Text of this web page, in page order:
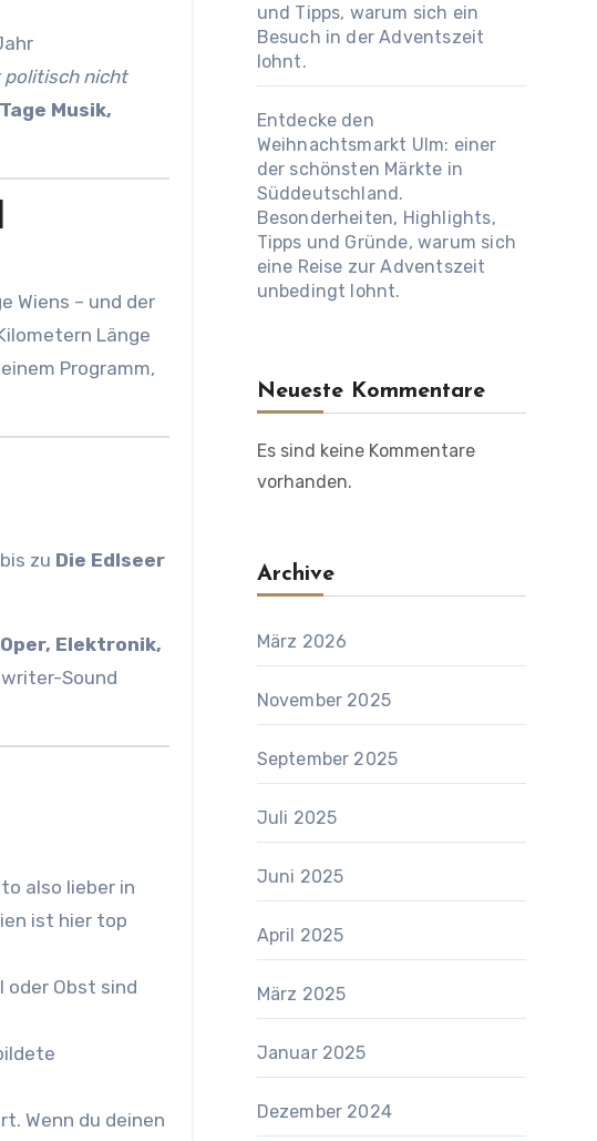
politisch nicht
Musik,
Wiens – und der
Länge
Programm,
bis zu Die Edlseer
Elektronik,
Sound
also lieber in
ist hier top
oder Obst sind
Wenn du deinen
und Tipps, warum sich ein
Besuch in der Adventszeit
lohnt.
Entdecke den
Weihnachtsmarkt Ulm: einer
der schönsten Märkte in
Süddeutschland.
Besonderheiten, Highlights,
Tipps und Gründe, warum sich
eine Reise zur Adventszeit
unbedingt lohnt.
Neueste Kommentare
Es sind keine Kommentare
vorhanden.
Archive
März 2026
November 2025
September 2025
Juli 2025
Juni 2025
April 2025
März 2025
Januar 2025
Dezember 2024